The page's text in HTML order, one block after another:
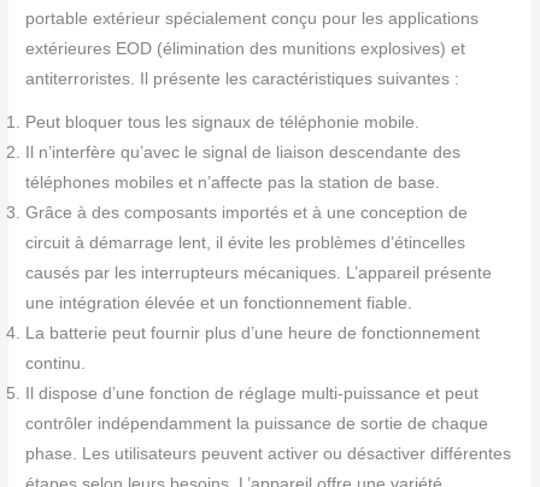
portable extérieur spécialement conçu pour les applications
extérieures EOD (élimination des munitions explosives) et
antiterroristes. Il présente les caractéristiques suivantes :
Peut bloquer tous les signaux de téléphonie mobile.
Il n’interfère qu’avec le signal de liaison descendante des
téléphones mobiles et n’affecte pas la station de base.
Grâce à des composants importés et à une conception de
circuit à démarrage lent, il évite les problèmes d’étincelles
causés par les interrupteurs mécaniques. L’appareil présente
une intégration élevée et un fonctionnement fiable.
La batterie peut fournir plus d’une heure de fonctionnement
continu.
Il dispose d’une fonction de réglage multi-puissance et peut
contrôler indépendamment la puissance de sortie de chaque
phase. Les utilisateurs peuvent activer ou désactiver différentes